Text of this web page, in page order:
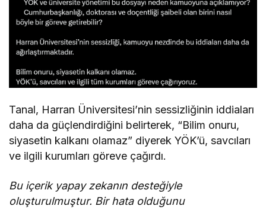
Tanal, Harran Üniversitesi’nin sessizliğinin iddiaları
daha da güçlendirdiğini belirterek, “Bilim onuru,
siyasetin kalkanı olamaz” diyerek YÖK’ü, savcıları
ve ilgili kurumları göreve çağırdı.
Bu içerik yapay zekanın desteğiyle
oluşturulmuştur. Bir hata olduğunu